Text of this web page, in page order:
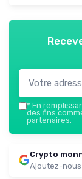
* En
des fins
partenaires.
Crypto
Ajoutez-nous